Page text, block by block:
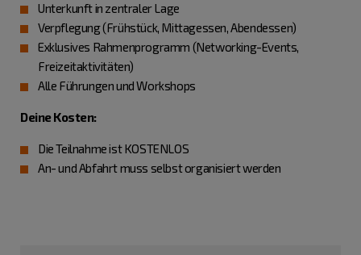
Unterkunft in zentraler Lage
Verpflegung (Frühstück, Mittagessen, Abendessen)
Exklusives Rahmenprogramm (Networking-Events,
Freizeitaktivitäten)
Alle Führungen und Workshops
Deine Kosten:
Die Teilnahme ist KOSTENLOS
An- und Abfahrt muss selbst organisiert werden